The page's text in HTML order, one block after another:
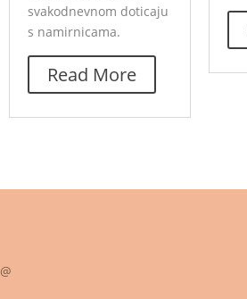
svakodnevnom doticaju
s namirnicama.
Read More
@